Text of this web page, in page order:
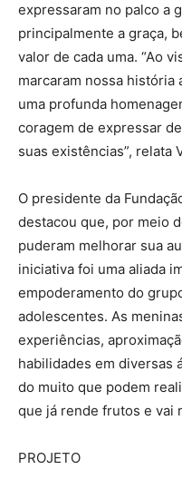
expressaram no palco a
principalmente a graça,
valor de cada uma. “Ao
marcaram nossa história
uma profunda
coragem de expressar
suas existências”, relata
O presidente da
destacou que, por meio
puderam melhorar sua
iniciativa foi uma aliada
empoderamento do
adolescentes. As
experiências,
habilidades em diversas
do muito que podem
que já rende frutos e vai
PROJETO